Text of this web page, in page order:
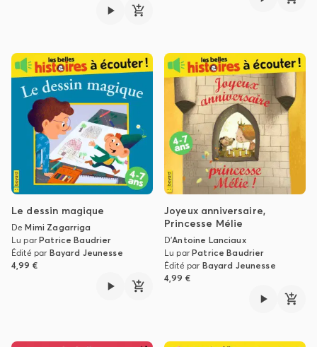
Le dessin magique
DeMimi Zagarriga
Lu parPatrice Baudrier
Édité par Bayard Jeunesse
4,99 €
Joyeux anniversaire,
Princesse Mélie
D'Antoine Lanciaux
Lu parPatrice Baudrier
Édité par Bayard Jeunesse
4,99 €